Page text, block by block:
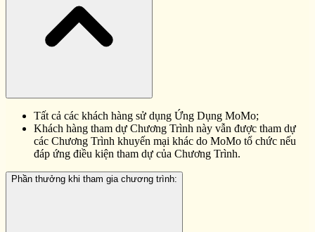
Tất cả các khách hàng sử dụng Ứng Dụng MoMo;
Khách hàng tham dự Chương Trình này vẫn được tham dự
các Chương Trình khuyến mại khác do MoMo tổ chức nếu
đáp ứng điều kiện tham dự của Chương Trình.
Phần thưởng khi tham gia chương trình: